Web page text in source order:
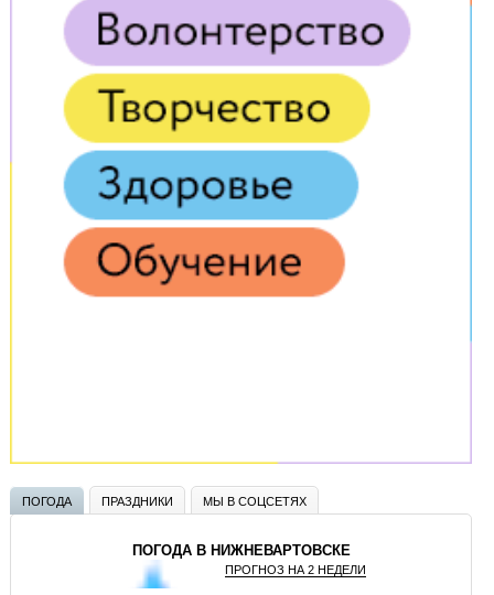
ПОГОДА ПРАЗДНИКИ МЫ В СОЦСЕТЯХ
ПОГОДА В НИЖНЕВАРТОВСКЕ
ПРОГНОЗ НА 2 НЕДЕЛИ